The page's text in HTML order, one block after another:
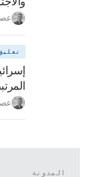
المدونة
تعليق